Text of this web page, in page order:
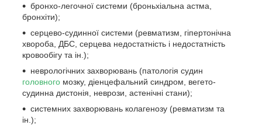
бронхо-легочної системи (броньхіальна астма,
бронхіти);
серцево-судинної системи (ревматизм, гіпертонічна
хвороба, ДБС, серцева недостатність і недостатність
кровообігу та ін.);
неврологічних захворювань (патологія судин
головного мозку, діенцефальний синдром, вегето-
судинна дистонія, неврози, астенічні стани);
системних захворювань колагенозу (ревматизм та
ін.);